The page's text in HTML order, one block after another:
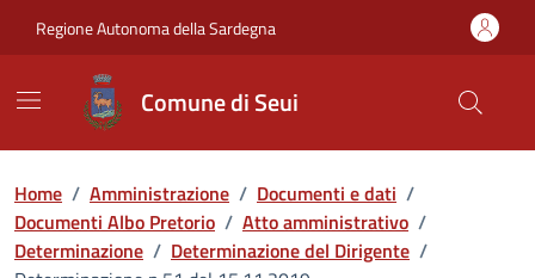
Regione Autonoma della Sardegna
Comune di Seui
Home / Amministrazione / Documenti e dati /
Documenti Albo Pretorio / Atto amministrativo /
Determinazione / Determinazione del Dirigente /